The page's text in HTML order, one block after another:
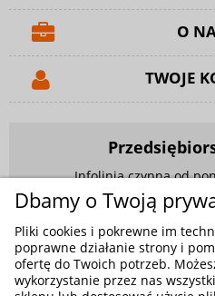
O
TWOJE
Infolinia czynna od
w godzinach
881
E-mail:
Dbamy o Twoją
Pliki cookies i pokrewne im
poprawne działanie strony i
ofertę do Twoich potrzeb.
wykorzystanie przez nas